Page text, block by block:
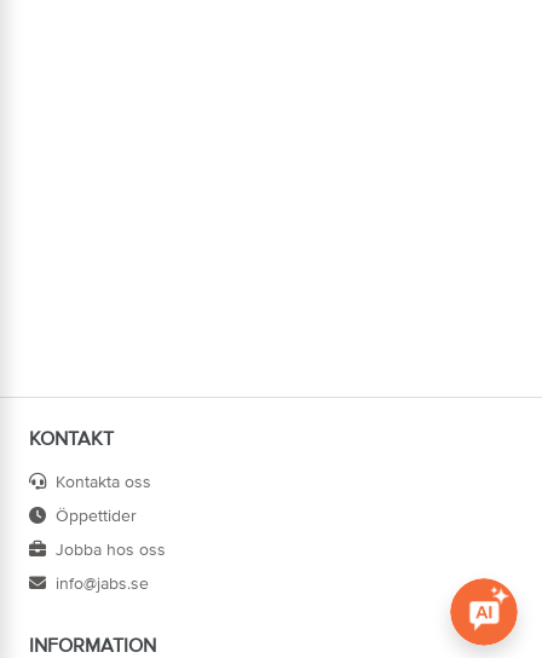
KONTAKT
Kontakta oss
Öppettider
Jobba hos oss
info@jabs.se
INFORMATION